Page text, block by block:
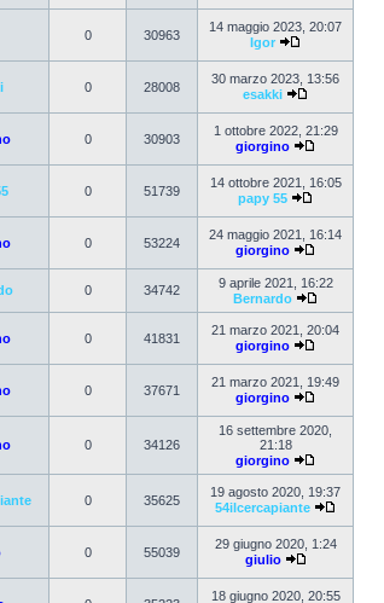
0 30963
14 maggio 2023, 20:07
Igor
0 28008
30 marzo 2023, 13:56
esakki
0 30903
1 ottobre 2022, 21:29
giorgino
0 51739
14 ottobre 2021, 16:05
papy 55
0 53224
24 maggio 2021, 16:14
giorgino
0 34742
9 aprile 2021, 16:22
Bernardo
0 41831
21 marzo 2021, 20:04
giorgino
0 37671
21 marzo 2021, 19:49
giorgino
0 34126
16 settembre 2020,
21:18
giorgino
0 35625
19 agosto 2020, 19:37
54ilcercapiante
0 55039
29 giugno 2020, 1:24
giulio
18 giugno 2020, 20:55